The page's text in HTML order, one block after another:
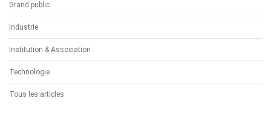
Grand public
Industrie
Institution & Association
Technologie
Tous les articles